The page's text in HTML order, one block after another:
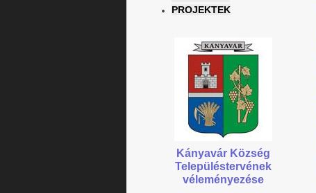
PROJEKTEK
Kányavár Község
Településtervének
véleményezése